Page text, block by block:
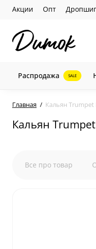
Акции Опт
Распродажа SALE
Главная Кальян Trumpet
Кальян
Все про товар